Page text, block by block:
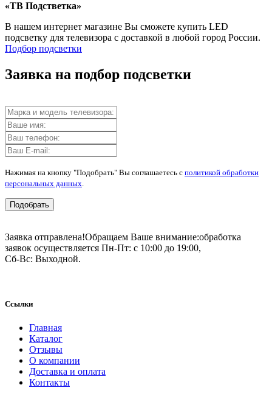
«ТВ Подстветка»
В нашем интернет магазине Вы сможете купить LED
подсветку для телевизора с доставкой в любой город России.
Подбор подсветки
Заявка на подбор подсветки
Нажимая на кнопку "Подобрать" Вы соглашаетесь с политикой обработки
персональных данных
Подобрать
Заявка отправлена!Обращаем Ваше внимание:обработка
заявок осуществляется Пн-Пт: с 10:00 до 19:00,
Сб-Вс: Выходной.
Ссылки
Главная
Каталог
Отзывы
О компании
Доставка и оплата
Контакты